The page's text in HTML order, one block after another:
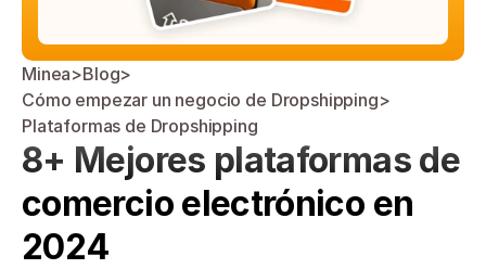
Minea>Blog>
Cómo empezar un negocio de Dropshipping>
Plataformas de Dropshipping
8+ Mejores plataformas de
comercio electrónico en
2024